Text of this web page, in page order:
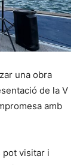
una obra
de la V
amb
pot visitar i